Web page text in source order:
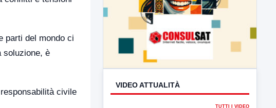
parti del mondo ci
soluzione, è
civile